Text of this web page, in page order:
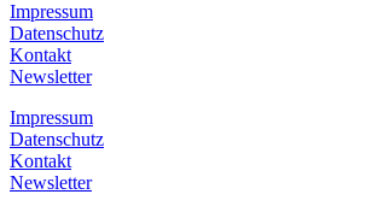
Impressum
Datenschutz
Kontakt
Newsletter
Impressum
Datenschutz
Kontakt
Newsletter